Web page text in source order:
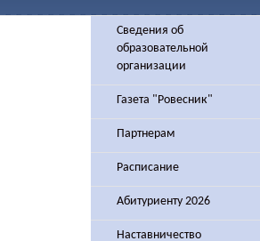
Сведения об
образовательной
организации
Газета "Ровесник"
Партнерам
Расписание
Абитуриенту 2026
Наставничество